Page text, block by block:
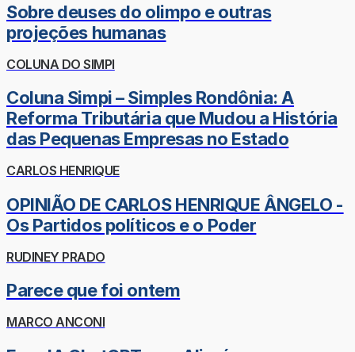
Sobre deuses do olimpo e outras
projeções humanas
COLUNA DO SIMPI
Coluna Simpi – Simples Rondônia: A
Reforma Tributária que Mudou a História
das Pequenas Empresas no Estado
CARLOS HENRIQUE
OPINIÃO DE CARLOS HENRIQUE ÂNGELO -
Os Partidos políticos e o Poder
RUDINEY PRADO
Parece que foi ontem
MARCO ANCONI